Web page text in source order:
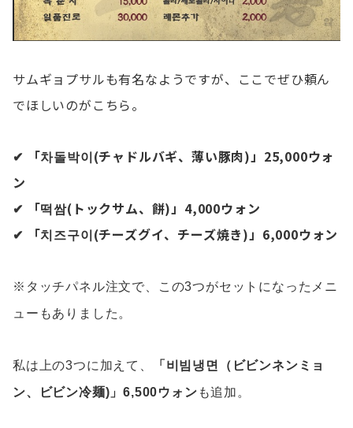
サムギョプサルも有名なようですが、ここでぜひ頼ん
でほしいのがこちら。
✔ 「차돌박이(チャドルバギ、薄い豚肉)」25,000ウォ
ン
✔ 「떡쌈(トックサム、餅)」4,000ウォン
✔ 「치즈구이(チーズグイ、チーズ焼き)」6,000ウォン
※タッチパネル注文で、この3つがセットになったメニ
ューもありました。
私は上の3つに加えて、
「비빔냉면（ビビンネンミョ
ン、ビビン冷麺)」6,500ウォン も追加。